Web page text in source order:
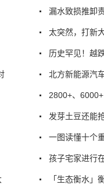
漏水致损推卸
太突然，打新
历史罕见！越
北方新能源汽
2800+、
发芽土豆还能
一图读懂十个
孩子宅家进行
「生态衡水」